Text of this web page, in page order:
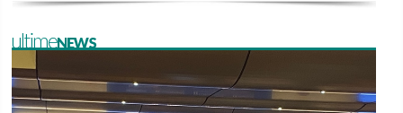
ultimeNEWS